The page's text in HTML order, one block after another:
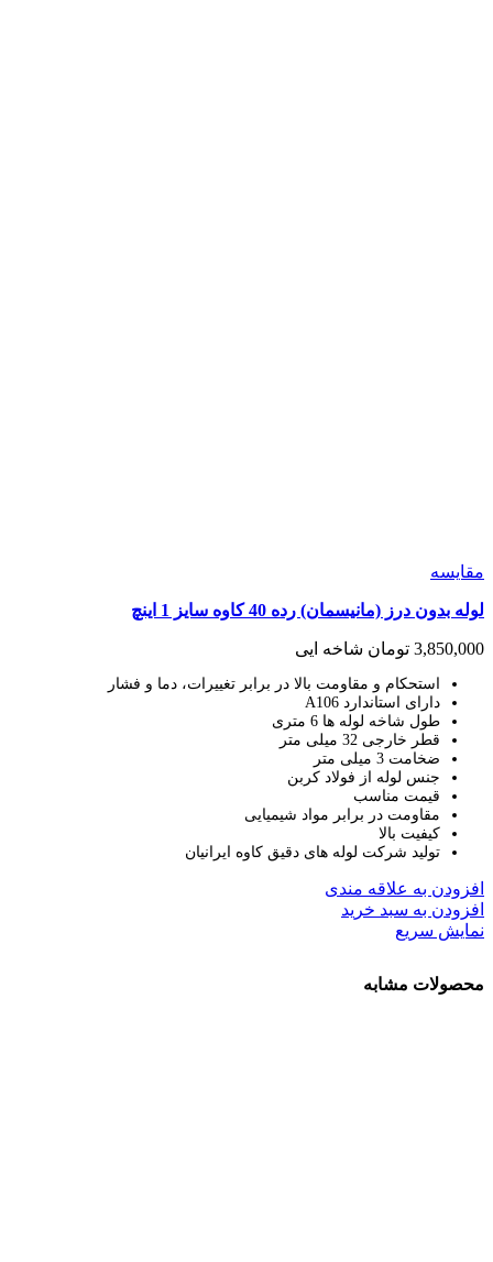
مقايسه
لوله بدون درز (مانیسمان) رده 40 کاوه سایز 1 اینچ
3,850,000 تومان شاخه ایی
استحکام و مقاومت بالا در برابر تغییرات، دما و فشار
دارای استاندارد A106
طول شاخه لوله ها 6 متری
قطر خارجی 32 میلی متر
ضخامت 3 میلی متر
جنس لوله از فولاد کربن
قیمت مناسب
مقاومت در برابر مواد شیمیایی
کیفیت بالا
تولید شرکت لوله های دقیق کاوه ایرانیان
افزودن به علاقه مندی
افزودن به سبد خرید
نمایش سریع
محصولات مشابه